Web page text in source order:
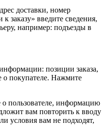
доставки, номер
заказу» введите сведения,
например: подъезды в
позиции заказа,
покупателе. Нажмите
пользователе, информацию
вам повторить к вводу
условия вам не подходят,